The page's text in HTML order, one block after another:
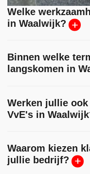
Welke
in Waalwijk?
Binnen welke
langskomen in
Werken jullie
VvE's in
Waarom kiezen
jullie bedrijf?